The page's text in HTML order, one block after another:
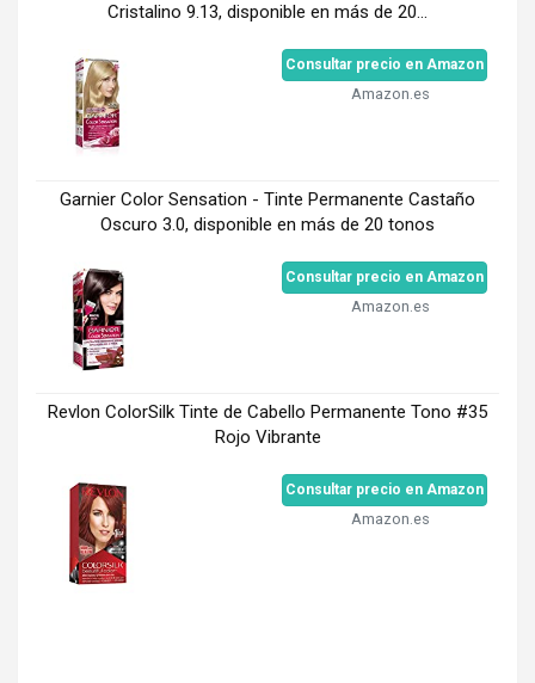
Cristalino 9.13, disponible en más de 20...
Consultar precio en Amazon
Amazon.es
Garnier Color Sensation - Tinte Permanente Castaño
Oscuro 3.0, disponible en más de 20 tonos
Consultar precio en Amazon
Amazon.es
Revlon ColorSilk Tinte de Cabello Permanente Tono #35
Rojo Vibrante
Consultar precio en Amazon
Amazon.es